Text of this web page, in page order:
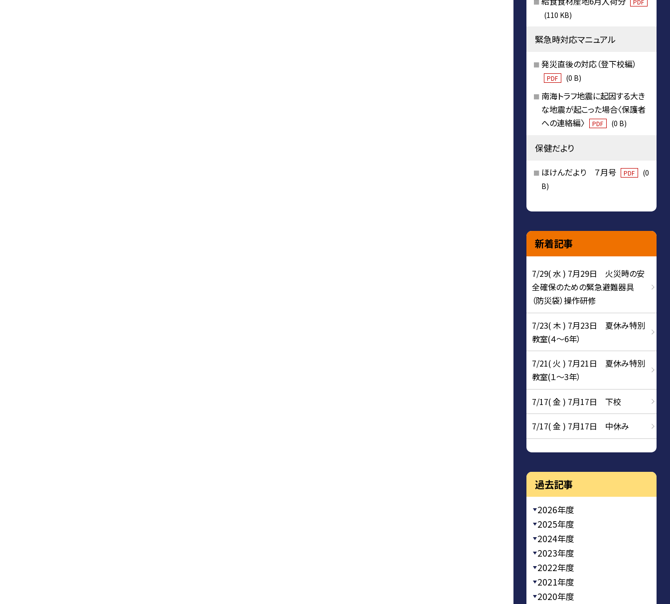
(110 KB)
緊急時対応マニュアル
発災直後の対応（登下校編）
PDF (0 B)
南海トラフ地震に起因する大き
な地震が起こった場合〈保護者
への連絡編〉
PDF (0 B)
保健だより
ほけんだより ７月号 PDF
(0
B)
新着記事
7/29( 水 ) 7月29日 火災時の安
全確保のための緊急避難器具
（防災袋）操作研修
7/23( 木 ) 7月23日 夏休み特別
教室(４～6年）
7/21( 火 ) 7月21日 夏休み特別
教室(１～3年）
7/17( 金 ) 7月17日 下校
7/17( 金 ) 7月17日 中休み
過去記事
2026年度
2025年度
2024年度
2023年度
2022年度
2021年度
2020年度